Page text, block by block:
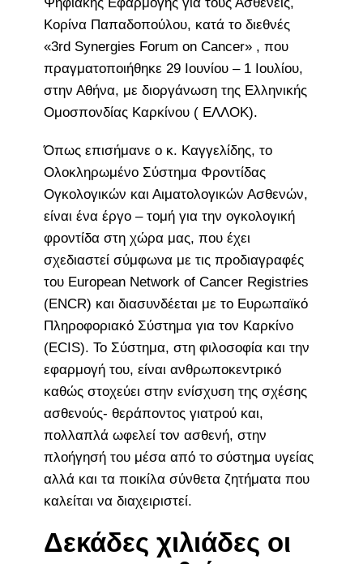
Κορίνα Παπαδοπούλου, κατά το διεθνές
«3rd Synergies Forum on Cancer» , που
πραγματοποιήθηκε 29 Ιουνίου – 1 Ιουλίου,
στην Αθήνα, με διοργάνωση της Ελληνικής
Ομοσπονδίας Καρκίνου ( ΕΛΛΟΚ).
Όπως επισήμανε ο κ. Καγγελίδης, το
Ολοκληρωμένο Σύστημα Φροντίδας
Ογκολογικών και Αιματολογικών Ασθενών,
είναι ένα έργο – τομή για την ογκολογική
φροντίδα στη χώρα μας, που έχει
σχεδιαστεί σύμφωνα με τις προδιαγραφές
του European Network of Cancer Registries
(ENCR) και διασυνδέεται με το Ευρωπαϊκό
Πληροφοριακό Σύστημα για τον Καρκίνο
(ECIS). Το Σύστημα, στη φιλοσοφία και την
εφαρμογή του, είναι ανθρωποκεντρικό
καθώς στοχεύει στην ενίσχυση της σχέσης
ασθενούς- θεράποντος γιατρού και,
πολλαπλά ωφελεί τον ασθενή, στην
πλοήγησή του μέσα από το σύστημα υγείας
αλλά και τα ποικίλα σύνθετα ζητήματα που
καλείται να διαχειριστεί.
Δεκάδες χιλιάδες οι